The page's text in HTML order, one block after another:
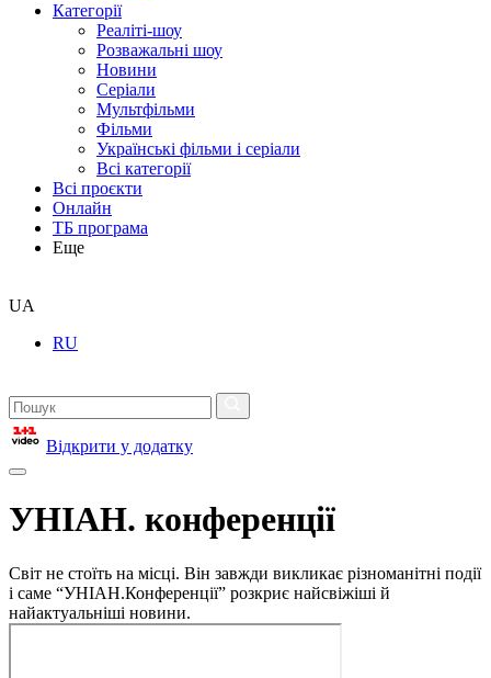
Категорії
Реаліті-шоу
Розважальні шоу
Новини
Серіали
Мультфільми
Фільми
Українські фільми і серіали
Всі категорії
Всі проєкти
Онлайн
ТБ програма
Еще
UA
RU
Відкрити у додатку
УНІАН. конференції
Світ не стоїть на місці. Він завжди викликає різноманітні події
і саме “УНІАН.Конференції” розкриє найсвіжіші й
найактуальніші новини.